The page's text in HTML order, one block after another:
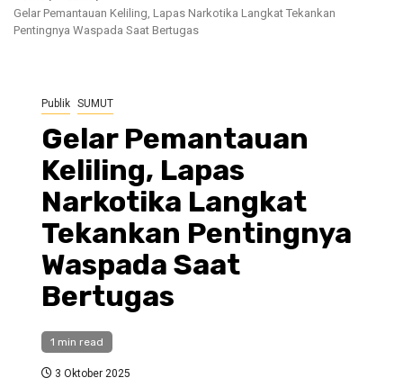
Gelar Pemantauan Keliling, Lapas Narkotika Langkat Tekankan
Pentingnya Waspada Saat Bertugas
Publik SUMUT
Gelar Pemantauan
Keliling, Lapas
Narkotika Langkat
Tekankan Pentingnya
Waspada Saat
Bertugas
1 min read
3 Oktober 2025